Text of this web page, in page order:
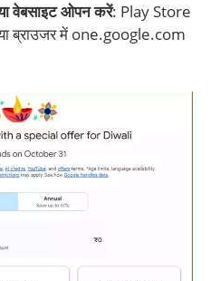
वेबसाइट ओपन करें: Play Store
ब्राउजर में one.google.com